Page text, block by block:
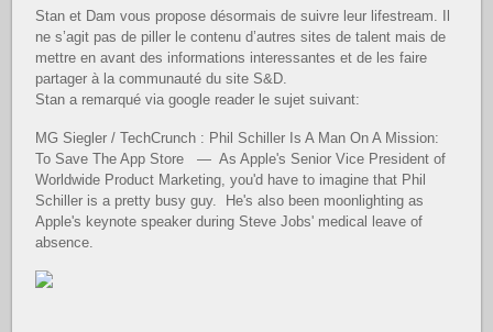
Stan et Dam vous propose désormais de suivre leur lifestream. Il
ne s’agit pas de piller le contenu d’autres sites de talent mais de
mettre en avant des informations interessantes et de les faire
partager à la communauté du site S&D.
Stan a remarqué via google reader le sujet suivant:
MG Siegler / TechCrunch : Phil Schiller Is A Man On A Mission:
To Save The App Store — As Apple's Senior Vice President of
Worldwide Product Marketing, you'd have to imagine that Phil
Schiller is a pretty busy guy. He's also been moonlighting as
Apple's keynote speaker during Steve Jobs' medical leave of
absence.